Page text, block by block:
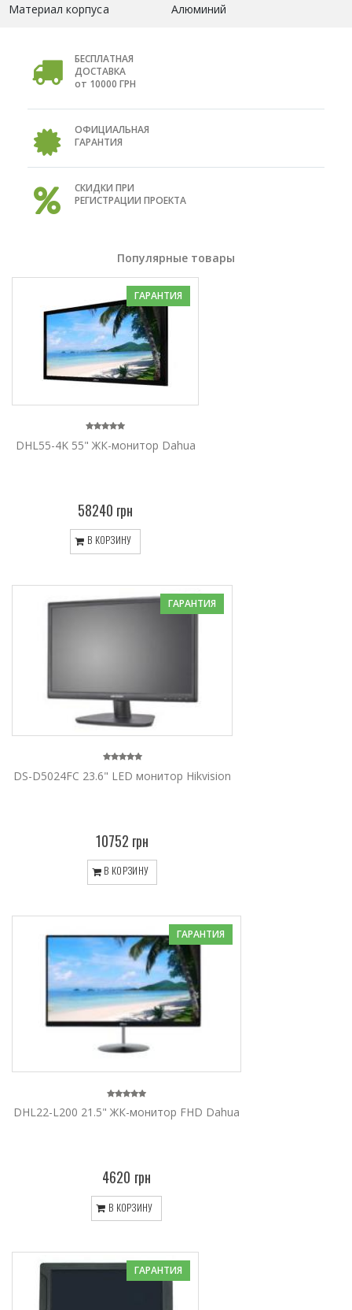
Материал корпуса Алюминий
БЕСПЛАТНАЯ
ДОСТАВКА
от 10000 ГРН
ОФИЦИАЛЬНАЯ
ГАРАНТИЯ
СКИДКИ ПРИ
РЕГИСТРАЦИИ ПРОЕКТА
Популярные товары
ГАРАНТИЯ
DHL55-4K 55" ЖК-монитор Dahua
58240 грн
В КОРЗИНУ
ГАРАНТИЯ
DS-D5024FC 23.6" LED монитор Hikvision
10752 грн
В КОРЗИНУ
ГАРАНТИЯ
DHL22-L200 21.5" ЖК-монитор FHD Dahua
4620 грн
В КОРЗИНУ
ГАРАНТИЯ